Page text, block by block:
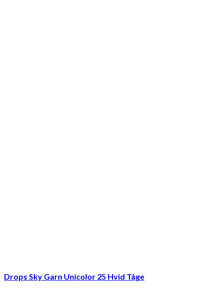
Drops Sky Garn Unicolor 25 Hvid Tåge